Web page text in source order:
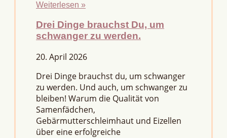
Weiterlesen »
Drei Dinge brauchst Du, um
schwanger zu werden.
20. April 2026
Drei Dinge brauchst du, um schwanger
zu werden. Und auch, um schwanger zu
bleiben! Warum die Qualität von
Samenfädchen,
Gebärmutterschleimhaut und Eizellen
über eine erfolgreiche